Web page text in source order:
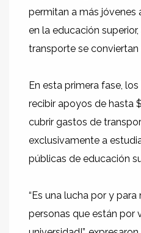
permitan a más jóvenes
en la educación
transporte se conviertan
En esta primera fase,
recibir apoyos de hasta
cubrir gastos de
exclusivamente a
públicas de educación
“Es una lucha por y
personas que están por